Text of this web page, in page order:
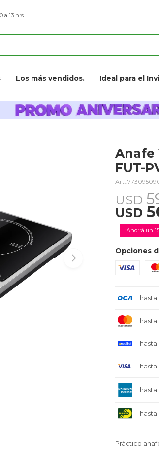
Los más vendidos. Ideal para el
a 13 hrs.
Anafe
FUT-
USD
USD
15
Opciones
hasta
hasta
hasta
hasta
hasta
hasta
Práctico